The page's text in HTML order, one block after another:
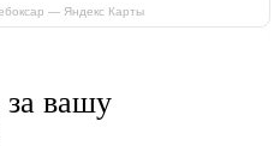
— Яндекс Карты
за вашу